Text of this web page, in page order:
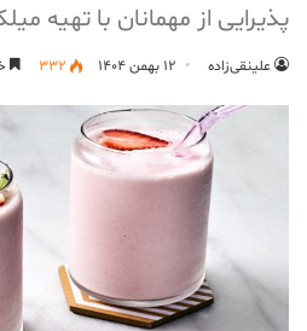
پذیرایی از مهمانان با تهیه
علینقی‌زاده ۱۲ بهمن ۱۴۰۴ 332